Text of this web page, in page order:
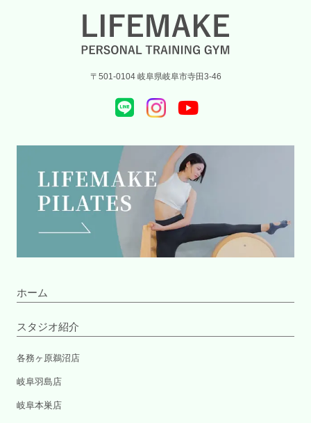
〒501-0104 岐阜県岐阜市寺田3-46
ホーム
スタジオ紹介
各務ヶ原鵜沼店
岐阜羽島店
岐阜本巣店